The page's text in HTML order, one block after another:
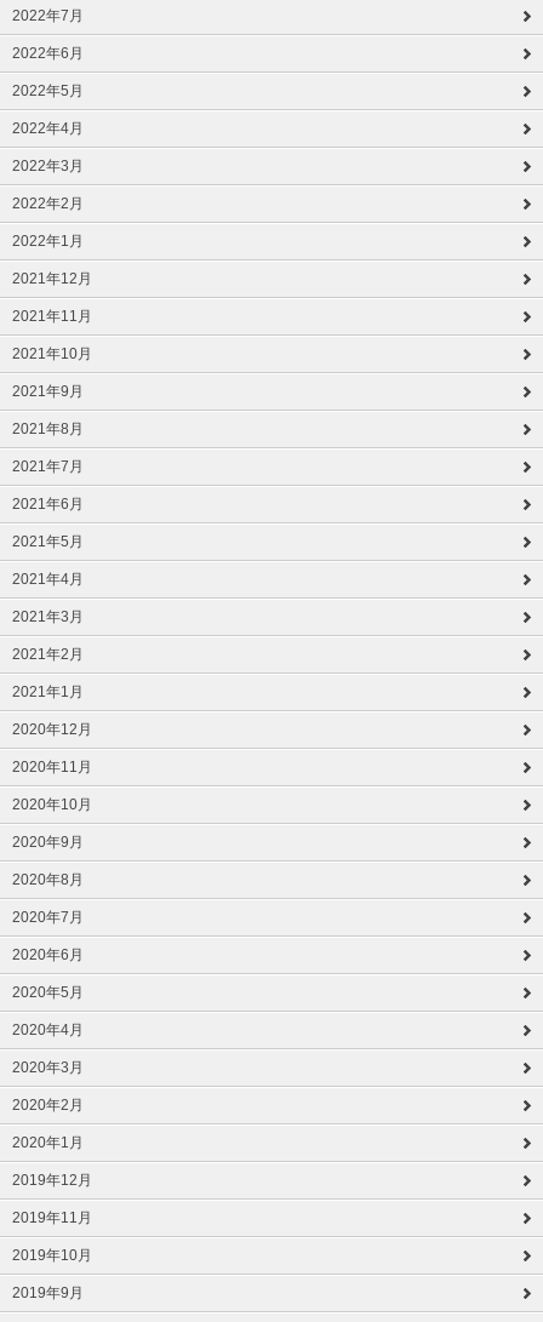
2022年7月
2022年6月
2022年5月
2022年4月
2022年3月
2022年2月
2022年1月
2021年12月
2021年11月
2021年10月
2021年9月
2021年8月
2021年7月
2021年6月
2021年5月
2021年4月
2021年3月
2021年2月
2021年1月
2020年12月
2020年11月
2020年10月
2020年9月
2020年8月
2020年7月
2020年6月
2020年5月
2020年4月
2020年3月
2020年2月
2020年1月
2019年12月
2019年11月
2019年10月
2019年9月